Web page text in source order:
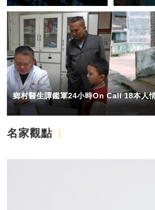
鄉村醫生譚鑑軍24小時On Call 18本人
名家觀點